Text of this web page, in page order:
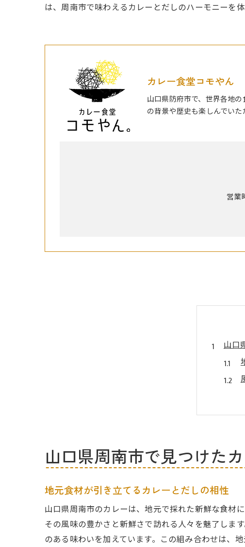
は、周南市で味わえるカレーとだしのハーモニーを
カレー食堂コモやん
山口県防府市で、世界各地
の背景や歴史も楽しんでいた
営業
山口
地元
山口県周南市で見つけた
地元食材が引き立てるカレーとだしの相性
山口県周南市のカレーは、地元で採れた新鮮な食材
その風味の豊かさと新鮮さで訪れる人々を魅了しま
のある味わいを加えています。この組み合わせは、